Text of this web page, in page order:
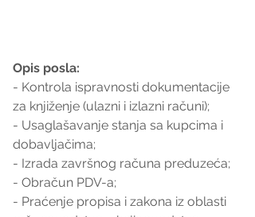
Opis posla:
- Kontrola ispravnosti dokumentacije
za knjiženje (ulazni i izlazni računi);
- Usaglašavanje stanja sa kupcima i
dobavljačima;
- Izrada završnog računa preduzeća;
- Obračun PDV-a;
- Praćenje propisa i zakona iz oblasti